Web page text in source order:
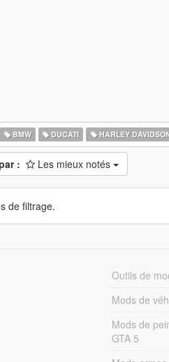
BMW DUCATI HARLEY
: Les mieux notés
de filtrage.
Outils de
Mods de
Mods de
GTA 5